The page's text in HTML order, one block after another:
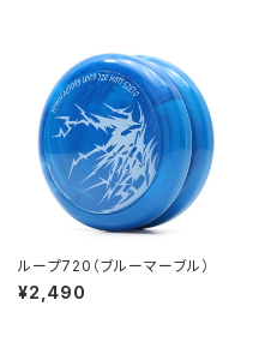
ループ720（ブルーマーブル）
¥2,490